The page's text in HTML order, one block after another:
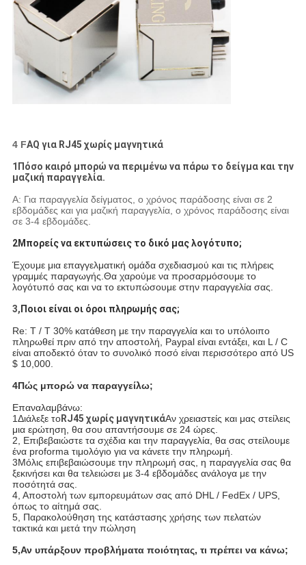
4 FAQ για RJ45 χωρίς μαγνητικά
1Πόσο καιρό μπορώ να περιμένω να πάρω το δείγμα και την
μαζική παραγγελία.
Α: Για παραγγελία δείγματος, ο χρόνος παράδοσης είναι σε 2
εβδομάδες και για μαζική παραγγελία, ο χρόνος παράδοσης είναι
σε 3-4 εβδομάδες.
2Μπορείς να εκτυπώσεις το δικό μας λογότυπο;
Έχουμε μια επαγγελματική ομάδα σχεδιασμού και τις πλήρεις
γραμμές παραγωγής.Θα χαρούμε να προσαρμόσουμε το
λογότυπό σας και να το εκτυπώσουμε στην παραγγελία σας.
3, Ποιοι είναι οι όροι πληρωμής σας;
Re: T / T 30% κατάθεση με την παραγγελία και το υπόλοιπο
πληρωθεί πριν από την αποστολή, Paypal είναι εντάξει, και L / C
είναι αποδεκτό όταν το συνολικό ποσό είναι περισσότερο από US
$ 10,000.
4Πώς μπορώ να παραγγείλω;
Επαναλαμβάνω:
1Διάλεξε τοRJ45 χωρίς μαγνητικάΑν χρειαστείς και μας στείλεις
μια ερώτηση, θα σου απαντήσουμε σε 24 ώρες.
2, Επιβεβαιώστε τα σχέδια και την παραγγελία, θα σας στείλουμε
ένα proforma τιμολόγιο για να κάνετε την πληρωμή.
3Μόλις επιβεβαιώσουμε την πληρωμή σας, η παραγγελία σας θα
ξεκινήσει και θα τελειώσει με 3-4 εβδομάδες ανάλογα με την
ποσότητά σας.
4, Αποστολή των εμπορευμάτων σας από DHL / FedEx / UPS,
όπως το αίτημά σας.
5, Παρακολούθηση της κατάστασης χρήσης των πελατών
τακτικά και μετά την πώληση
5,Αν υπάρξουν προβλήματα ποιότητας, τι πρέπει να κάνω;